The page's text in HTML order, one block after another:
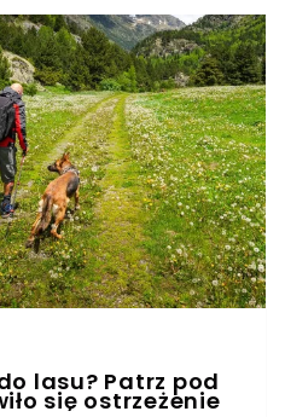
zostać przekazana
po to, aby ustalić
lasu? Patrz pod
się ostrzeżenie